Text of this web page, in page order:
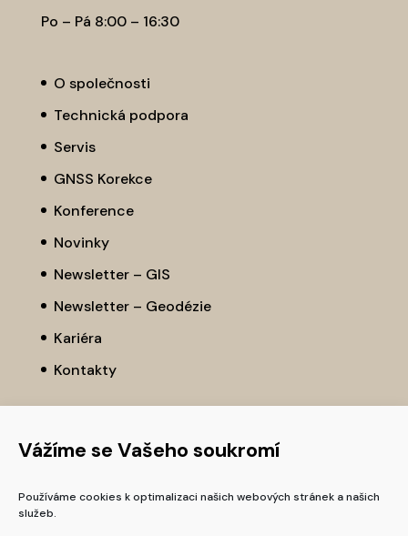
Vážíme se Vašeho soukromí
Používáme cookies k optimalizaci našich webových stránek a našich
služeb.
Po – Pá 8:00 – 16:30
O společnosti
Technická podpora
Servis
GNSS Korekce
Konference
Novinky
Newsletter – GIS
Newsletter – Geodézie
Kariéra
Kontakty